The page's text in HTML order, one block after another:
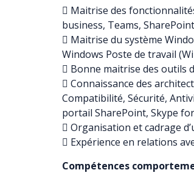
 Maitrise des
business, Teams,
 Maitrise du système
Windows Poste de travail
 Bonne maitrise des outils
 Connaissance des
Compatibilité, Sécurité,
portail SharePoint, Skype
 Organisation et cadrage
 Expérience en relations
Compétences